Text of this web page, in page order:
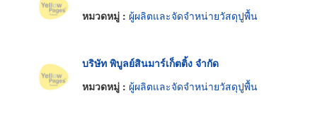
หมวดหมู่ : ผู้ผลิตและจัดจำหน่ายวัสดุปูพื้น
บริษัท พิบูลย์สินมาร์เก็ตติ้ง จำกัด
หมวดหมู่ : ผู้ผลิตและจัดจำหน่ายวัสดุปูพื้น